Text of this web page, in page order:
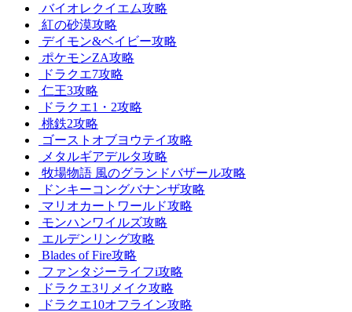
バイオレクイエム攻略
紅の砂漠攻略
デイモン&ベイビー攻略
ポケモンZA攻略
ドラクエ7攻略
仁王3攻略
ドラクエ1・2攻略
桃鉄2攻略
ゴーストオブヨウテイ攻略
メタルギアデルタ攻略
牧場物語 風のグランドバザール攻略
ドンキーコングバナンザ攻略
マリオカートワールド攻略
モンハンワイルズ攻略
エルデンリング攻略
Blades of Fire攻略
ファンタジーライフi攻略
ドラクエ3リメイク攻略
ドラクエ10オフライン攻略